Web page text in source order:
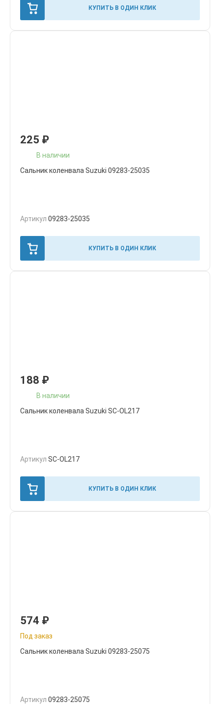
КУПИТЬ В ОДИН КЛИК
225 ₽
В наличии
Сальник коленвала Suzuki 09283-25035
Артикул 09283-25035
КУПИТЬ В ОДИН КЛИК
188 ₽
В наличии
Сальник коленвала Suzuki SC-OL217
Артикул SC-OL217
КУПИТЬ В ОДИН КЛИК
574 ₽
Под заказ
Сальник коленвала Suzuki 09283-25075
Артикул 09283-25075